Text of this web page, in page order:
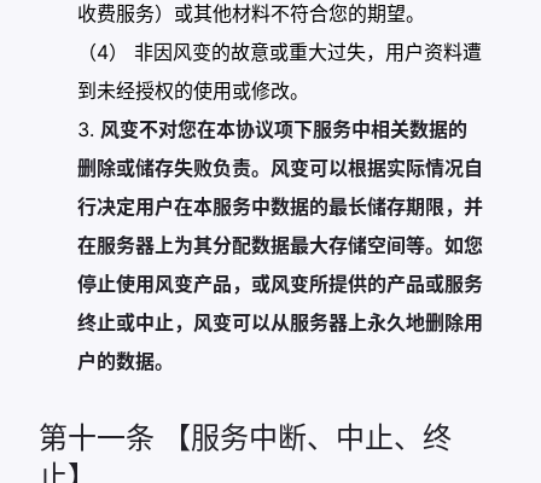
收费服务）或其他材料不符合您的期望。
（4） 非因风变的故意或重大过失，用户资料遭
到未经授权的使用或修改。
风变不对您在本协议项下服务中相关数据的
删除或储存失败负责。风变可以根据实际情况自
行决定用户在本服务中数据的最长储存期限，并
在服务器上为其分配数据最大存储空间等。如您
停止使用风变产品，或风变所提供的产品或服务
终止或中止，风变可以从服务器上永久地删除用
户的数据。
第十一条 【服务中断、中止、终